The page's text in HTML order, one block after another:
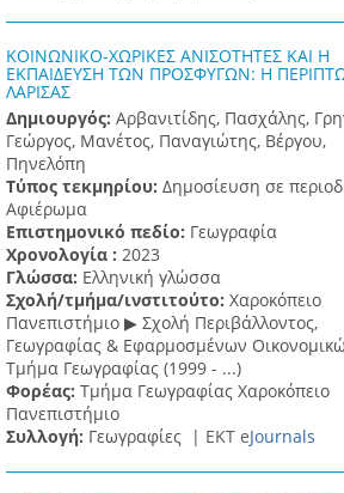
ΚΟΙΝΩΝΙΚΟ-ΧΩΡΙΚΕΣ ΑΝΙΣΟΤΗΤΕΣ ΚΑΙ Η
ΕΚΠΑΙΔΕΥΣΗ ΤΩΝ ΠΡΟΣΦΥΓΩΝ: Η
ΛΑΡΙΣΑΣ
Δημιουργός: Αρβανιτίδης, Πασχάλης,
Γεώργος, Μανέτος, Παναγιώτης, Βέργου,
Πηνελόπη
Τύπος τεκμηρίου: Δημοσίευση σε
Αφιέρωμα
Επιστημονικό πεδίο: Γεωγραφία
Χρονολογία : 2023
Γλώσσα: Ελληνική γλώσσα
Σχολή/τμήμα/ινστιτούτο: Χαροκόπειο
Πανεπιστήμιο ▶ Σχολή Περιβάλλοντος,
Γεωγραφίας & Εφαρμοσμένων
Τμήμα Γεωγραφίας (1999 - ...)
Φορέας: Τμήμα Γεωγραφίας Χαροκόπειο
Πανεπιστήμιο
Συλλογή: Γεωγραφίες | ΕΚΤ eJournals